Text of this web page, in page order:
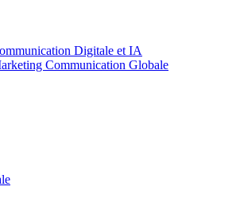
Digitale et IA
Communication Globale